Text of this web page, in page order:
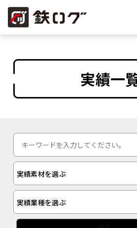
実績一
実績素材を選ぶ
実績業種を選ぶ